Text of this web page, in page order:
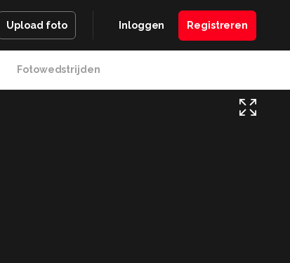
Upload foto Inloggen Registreren
Fotowedstrijden